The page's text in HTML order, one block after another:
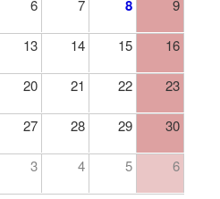
6 7 8 9
13 14 15 16
20 21 22 23
27 28 29 30
3 4 5 6